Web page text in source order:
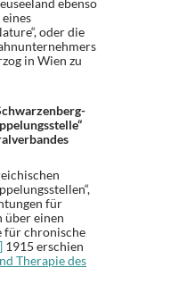
oder die
in Wien zu
für
über einen
für chronische
1915 erschien
Therapie des